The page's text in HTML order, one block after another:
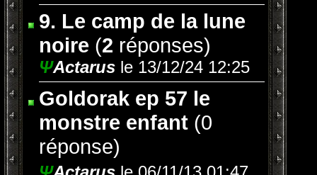
9. Le camp de la lune
noire (2 réponses)
ΨActarus le 13/12/24 12:25
Goldorak ep 57 le
monstre enfant (0
réponse)